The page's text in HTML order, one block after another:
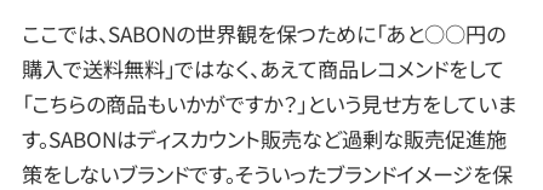
ここでは、SABONの世界観を保つために「あと○○円の
購入で送料無料」ではなく、あえて商品レコメンドをして
「こちらの商品もいかがですか？」という見せ方をしていま
す。SABONはディスカウント販売など過剰な販売促進施
策をしないブランドです。そういったブランドイメージを保